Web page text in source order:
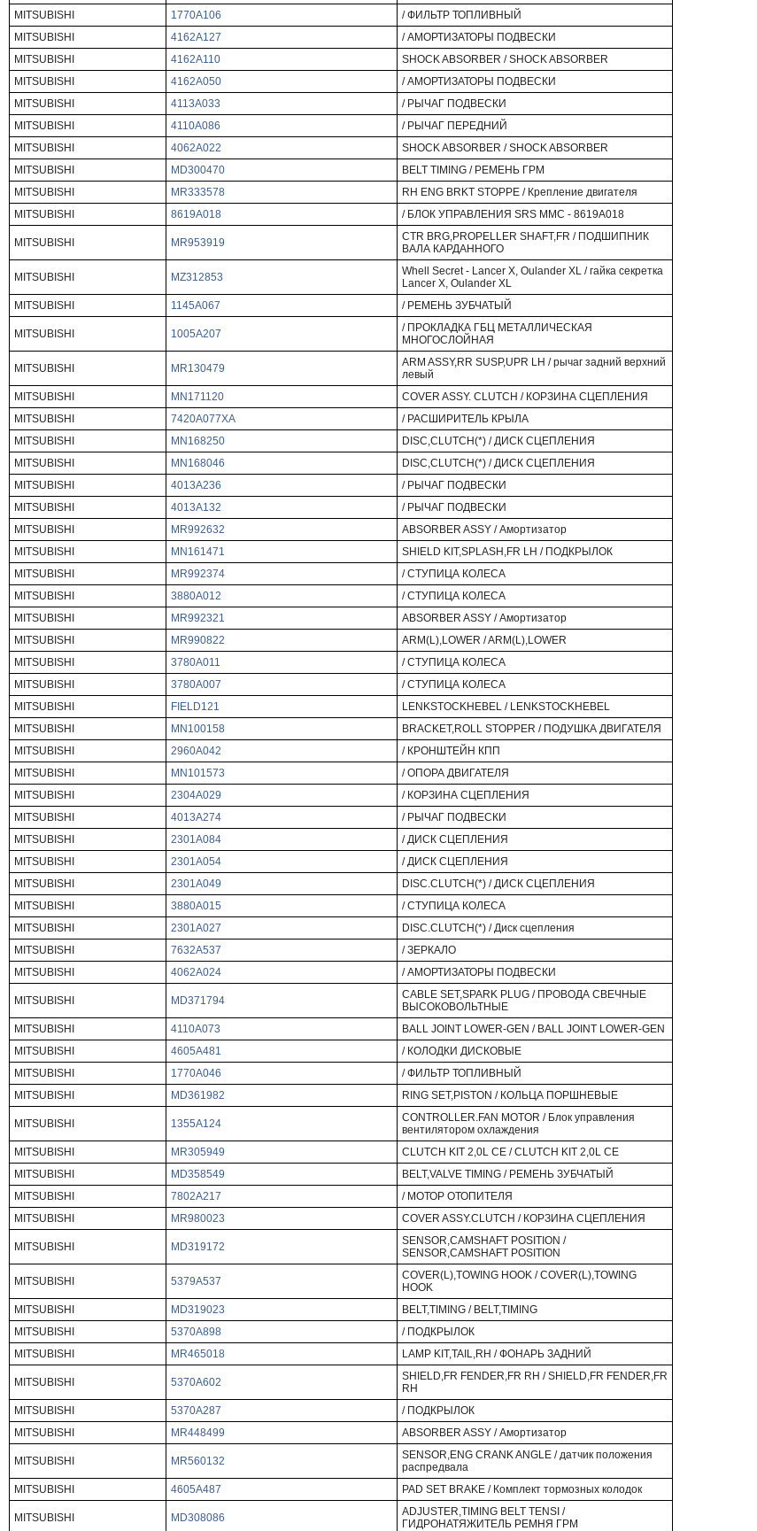
MITSUBISHI
1770A106
/ ФИЛЬТР ТОПЛИВНЫЙ
MITSUBISHI
4162A127
/ АМОРТИЗАТОРЫ ПОДВЕСКИ
MITSUBISHI
4162A110
SHOCK ABSORBER / SHOCK ABSORBER
MITSUBISHI
4162A050
/ АМОРТИЗАТОРЫ ПОДВЕСКИ
MITSUBISHI
4113A033
/ РЫЧАГ ПОДВЕСКИ
MITSUBISHI
4110A086
/ РЫЧАГ ПЕРЕДНИЙ
MITSUBISHI
4062A022
SHOCK ABSORBER / SHOCK ABSORBER
MITSUBISHI
MD300470
BELT TIMING / РЕМЕНЬ ГРМ
MITSUBISHI
MR333578
RH ENG BRKT STOPPE / Крепление двигателя
MITSUBISHI
8619A018 / БЛОК УПРАВЛЕНИЯ SRS MMC - 8619A018
MITSUBISHI MR953919
CTR BRG,PROPELLER SHAFT,FR / ПОДШИПНИК
ВАЛА КАРДАННОГО
MITSUBISHI MZ312853
Whell Secret - Lancer X, Oulander XL / гайка секретка
Lancer X, Oulander XL
MITSUBISHI
1145A067 / РЕМЕНЬ ЗУБЧАТЫЙ
MITSUBISHI 1005A207
/ ПРОКЛАДКА ГБЦ МЕТАЛЛИЧЕСКАЯ
МНОГОСЛОЙНАЯ
MITSUBISHI MR130479
ARM ASSY,RR SUSP,UPR LH / рычаг задний верхний
левый
MITSUBISHI
MN171120
COVER ASSY. CLUTCH / КОРЗИНА СЦЕПЛЕНИЯ
MITSUBISHI
7420A077XA
/ РАСШИРИТЕЛЬ КРЫЛА
MITSUBISHI
MN168250
DISC,CLUTCH(*) / ДИСК СЦЕПЛЕНИЯ
MITSUBISHI
MN168046
DISC,CLUTCH(*) / ДИСК СЦЕПЛЕНИЯ
MITSUBISHI
4013A236
/ РЫЧАГ ПОДВЕСКИ
MITSUBISHI
4013A132
/ РЫЧАГ ПОДВЕСКИ
MITSUBISHI
MR992632
ABSORBER ASSY / Амортизатор
MITSUBISHI
MN161471
SHIELD KIT,SPLASH,FR LH / ПОДКРЫЛОК
MITSUBISHI
MR992374
/ СТУПИЦА КОЛЕСА
MITSUBISHI
3880A012
/ СТУПИЦА КОЛЕСА
MITSUBISHI
MR992321
ABSORBER ASSY / Амортизатор
MITSUBISHI
MR990822
ARM(L),LOWER / ARM(L),LOWER
MITSUBISHI
3780A011
/ СТУПИЦА КОЛЕСА
MITSUBISHI
3780A007
/ СТУПИЦА КОЛЕСА
MITSUBISHI
FIELD121
LENKSTOCKHEBEL / LENKSTOCKHEBEL
MITSUBISHI
MN100158
BRACKET,ROLL STOPPER / ПОДУШКА ДВИГАТЕЛЯ
MITSUBISHI
2960A042
/ КРОНШТЕЙН КПП
MITSUBISHI
MN101573
/ ОПОРА ДВИГАТЕЛЯ
MITSUBISHI
2304A029
/ КОРЗИНА СЦЕПЛЕНИЯ
MITSUBISHI
4013A274
/ РЫЧАГ ПОДВЕСКИ
MITSUBISHI
2301A084
/ ДИСК СЦЕПЛЕНИЯ
MITSUBISHI
2301A054
/ ДИСК СЦЕПЛЕНИЯ
MITSUBISHI
2301A049
DISC.CLUTCH(*) / ДИСК СЦЕПЛЕНИЯ
MITSUBISHI
3880A015
/ СТУПИЦА КОЛЕСА
MITSUBISHI
2301A027
DISC.CLUTCH(*) / Диск сцепления
MITSUBISHI
7632A537
/ ЗЕРКАЛО
MITSUBISHI
4062A024 / АМОРТИЗАТОРЫ ПОДВЕСКИ
MITSUBISHI MD371794
CABLE SET,SPARK PLUG / ПРОВОДА СВЕЧНЫЕ
ВЫСОКОВОЛЬТНЫЕ
MITSUBISHI
4110A073
BALL JOINT LOWER-GEN / BALL JOINT LOWER-GEN
MITSUBISHI
4605A481
/ КОЛОДКИ ДИСКОВЫЕ
MITSUBISHI
1770A046
/ ФИЛЬТР ТОПЛИВНЫЙ
MITSUBISHI
MD361982 RING SET,PISTON / КОЛЬЦА ПОРШНЕВЫЕ
MITSUBISHI 1355A124
CONTROLLER.FAN MOTOR / Блок управления
вентилятором охлаждения
MITSUBISHI
MR305949
CLUTCH KIT 2,0L CE / CLUTCH KIT 2,0L CE
MITSUBISHI
MD358549
BELT,VALVE TIMING / РЕМЕНЬ ЗУБЧАТЫЙ
MITSUBISHI
7802A217
/ МОТОР ОТОПИТЕЛЯ
MITSUBISHI
MR980023 COVER ASSY.CLUTCH / КОРЗИНА СЦЕПЛЕНИЯ
MITSUBISHI MD319172
SENSOR,CAMSHAFT POSITION /
SENSOR,CAMSHAFT POSITION
MITSUBISHI 5379A537
COVER(L),TOWING HOOK / COVER(L),TOWING
HOOK
MITSUBISHI
MD319023
BELT,TIMING / BELT,TIMING
MITSUBISHI
5370A898
/ ПОДКРЫЛОК
MITSUBISHI
MR465018 LAMP KIT,TAIL,RH / ФОНАРЬ ЗАДНИЙ
MITSUBISHI 5370A602
SHIELD,FR FENDER,FR RH / SHIELD,FR FENDER,FR
RH
MITSUBISHI
5370A287
/ ПОДКРЫЛОК
MITSUBISHI
MR448499 ABSORBER ASSY / Амортизатор
MITSUBISHI MR560132
SENSOR,ENG CRANK ANGLE / датчик положения
распредвала
MITSUBISHI
4605A487 PAD SET BRAKE / Комплект тормозных колодок
MITSUBISHI MD308086
ADJUSTER,TIMING BELT TENSI /
ГИДРОНАТЯЖИТЕЛЬ РЕМНЯ ГРМ